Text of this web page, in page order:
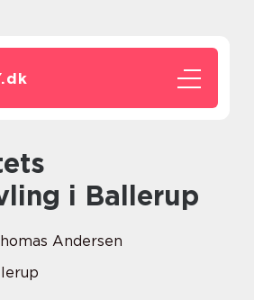
dk
i Ballerup
Andersen